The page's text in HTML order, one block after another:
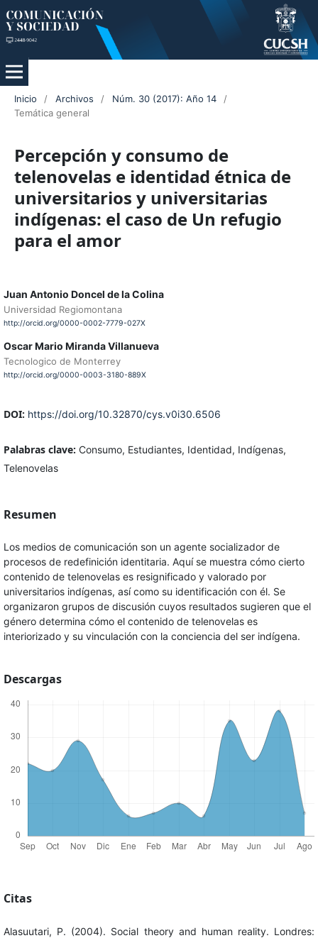
Inicio / Archivos / Núm. 30 (2017): Año 14
/
Temática general
Percepción y consumo de
telenovelas e identidad étnica de
universitarios y universitarias
indígenas: el caso de Un refugio
para el amor
Juan Antonio Doncel de la Colina
Universidad Regiomontana
http://orcid.org/0000-0002-7779-027X
Oscar Mario Miranda Villanueva
Tecnologico de Monterrey
http://orcid.org/0000-0003-3180-889X
DOI: https://doi.org/10.32870/cys.v0i30.6506
Palabras clave: Consumo, Estudiantes, Identidad, Indígenas,
Telenovelas
Resumen
Los medios de comunicación son un agente socializador de
procesos de redefinición identitaria. Aquí se muestra cómo cierto
contenido de telenovelas es resignificado y valorado por
universitarios indígenas, así como su identificación con él. Se
organizaron grupos de discusión cuyos resultados sugieren que el
género determina cómo el contenido de telenovelas es
interiorizado y su vinculación con la conciencia del ser indígena.
Descargas
Citas
Alasuutari, P. (2004). Social theory and human reality. Londres: